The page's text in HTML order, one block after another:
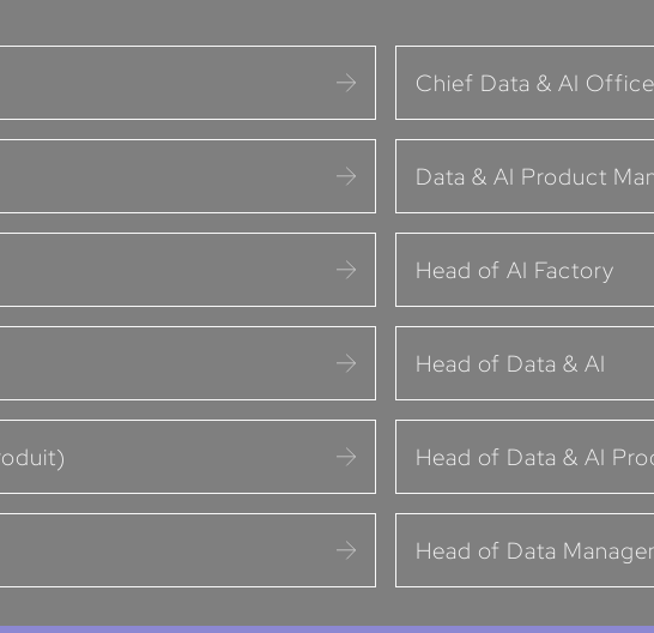
Chief Data & AI
Data & AI Product
Head of AI Factory
Head of Data & AI
Head of Data & AI
Head of Data